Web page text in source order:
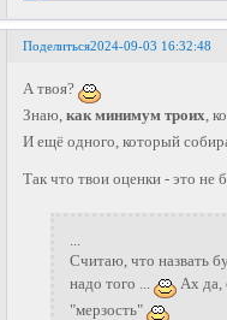
Поделиться2024-09-03 16:32:48
А твоя?
Знаю,как минимум троих ,
И ещё одного, который
Так что твои оценки - это не
...
Считаю, что назвать
надо того ...
Ах да,
"мерзость"